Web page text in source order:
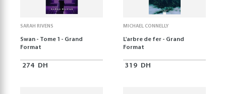
SARAH RIVENS
Swan - Tome 1 - Grand
Format
274 DH
MICHAEL CONNELLY
L'arbre de fer - Grand
Format
319 DH